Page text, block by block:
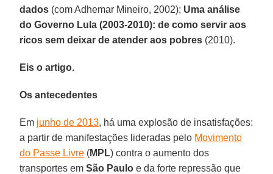
dados (com Adhemar Mineiro, 2002); Uma análise
do Governo Lula (2003-2010): de como servir aos
ricos sem deixar de atender aos pobres (2010).
Eis o artigo.
Os antecedentes
Em junho de 2013, há uma explosão de insatisfações:
a partir de manifestações lideradas pelo Movimento
do Passe Livre (MPL) contra o aumento dos
transportes emSão Paulo e da forte repressão que